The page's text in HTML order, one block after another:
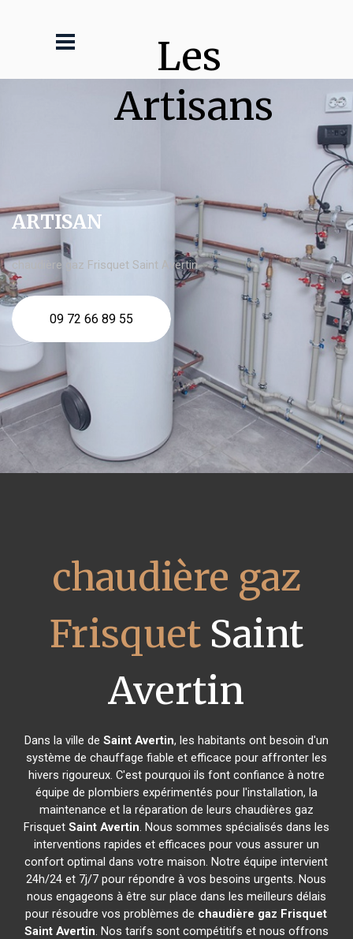
Les
Artisans
ARTISAN
chaudière gaz Frisquet Saint Avertin
09 72 66 89 55
chaudière gaz
FrisquetSaint
Avertin
Dans la ville de Saint Avertin, les habitants ont besoin d'un
système de chauffage fiable et efficace pour affronter les
hivers rigoureux. C'est pourquoi ils font confiance à notre
équipe de plombiers expérimentés pour l'installation, la
maintenance et la réparation de leurs chaudières gaz
Frisquet Saint Avertin. Nous sommes spécialisés dans les
interventions rapides et efficaces pour vous assurer un
confort optimal dans votre maison. Notre équipe intervient
24h/24 et 7j/7 pour répondre à vos besoins urgents. Nous
nous engageons à être sur place dans les meilleurs délais
pour résoudre vos problèmes de chaudière gaz Frisquet
Saint Avertin. Nos tarifs sont compétitifs et nous offrons